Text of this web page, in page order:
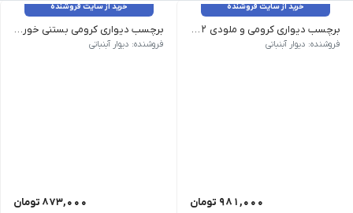
خرید از سایت فروشنده
برچسب دیواری کرومی و ملودی ۱۶32 ابعاد عرض 100 ارتفاع 77 سانت کرومی و ملودی شامل 15 عدد گل میباشد
فروشنده: دیوار آبنباتی
981,000 تومان
خرید از سایت فروشنده
برچسب دیواری کرومی بستنی خور ۱۶31 ابعاد تقریبی هر کرومی 70 در 55 میباشد. شامل دو کرمی 8 عدد ستاره توت فرنگی و نوشته کرومی
فروشنده: دیوار آبنباتی
873,000 تومان